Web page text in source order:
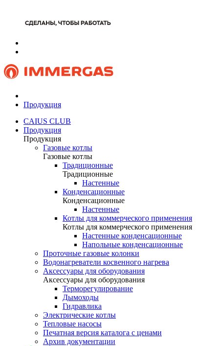
Продукция
CAIUS CLUB
Продукция
Продукция
Газовые котлы
Газовые котлы
Традиционные
Традиционные
Настенные
Конденсационные
Конденсационные
Настенные
Котлы для коммерческого применения
Котлы для коммерческого применения
Настенные конденсационные
Напольные конденсационные
Проточные газовые колонки
Водонагреватели косвенного нагрева
Аксессуары для оборудования
Аксессуары для оборудования
Терморегулирование
Дымоходы
Гидравлика
Электрические котлы
Тепловые насосы
Печатная версия каталога с ценами
Архив документации